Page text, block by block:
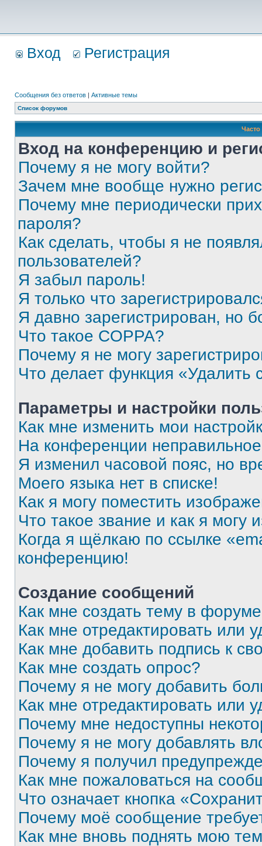
Вход Регистрация
Сообщения без ответов | Активные темы
Список форумов
Вход на конференцию и
Почему я не могу войти?
Зачем мне вообще нужно
Почему мне периодически
пароля?
Как сделать, чтобы я не
пользователей?
Я забыл пароль!
Я только что
Я давно зарегистрирован, но
Что такое COPPA?
Почему я не могу
Что делает функция «Удалить
Параметры и настройки
Как мне изменить мои
На конференции
Я изменил часовой пояс, но
Моего языка нет в списке!
Как я могу поместить
Что такое звание и как я могу
Когда я щёлкаю по ссылке
конференцию!
Создание сообщений
Как мне создать тему в
Как мне отредактировать или
Как мне добавить подпись к
Как мне создать опрос?
Почему я не могу добавить
Как мне отредактировать или
Почему мне недоступны
Почему я не могу добавлять
Почему я получил
Как мне пожаловаться на
Что означает кнопка
Почему моё сообщение
Как мне вновь поднять мою